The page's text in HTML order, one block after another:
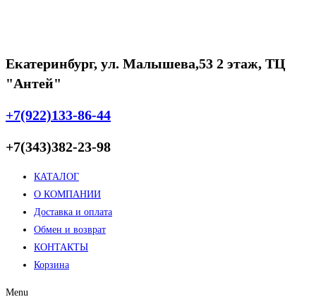
Екатеринбург, ул. Малышева,53 2 этаж, ТЦ
"Антей"
+7(922)133-86-44
+7(343)382-23-98
КАТАЛОГ
О КОМПАНИИ
Доставка и оплата
Обмен и возврат
КОНТАКТЫ
Корзина
Menu